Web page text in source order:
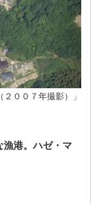
００７年撮影）」
港。ハゼ・マ